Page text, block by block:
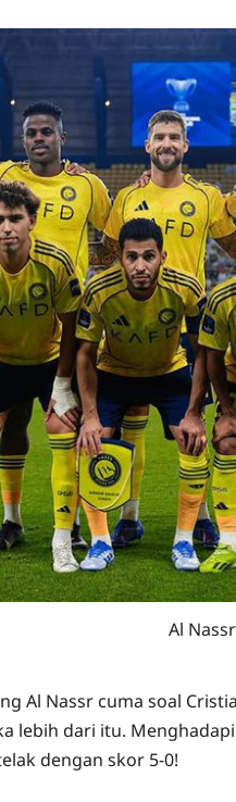
Al Nassr
Al Nassr cuma soal
lebih dari itu.
dengan skor 5-0!